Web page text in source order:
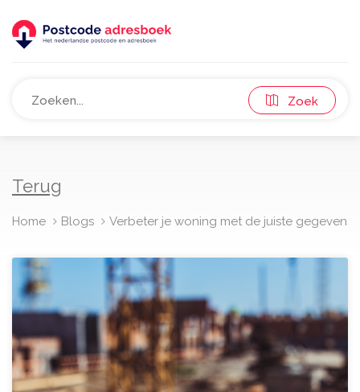
Zoek
Terug
Home Blogs Verbeter je woning met de juiste gegevens